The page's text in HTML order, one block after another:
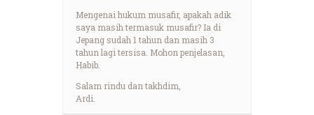
Mengenai hukum musafir, apakah adik
saya masih termasuk musafir? Ia di
Jepang sudah 1 tahun dan masih 3
tahun lagi tersisa. Mohon penjelasan,
Habib.
Salam rindu dan takhdim,
Ardi.